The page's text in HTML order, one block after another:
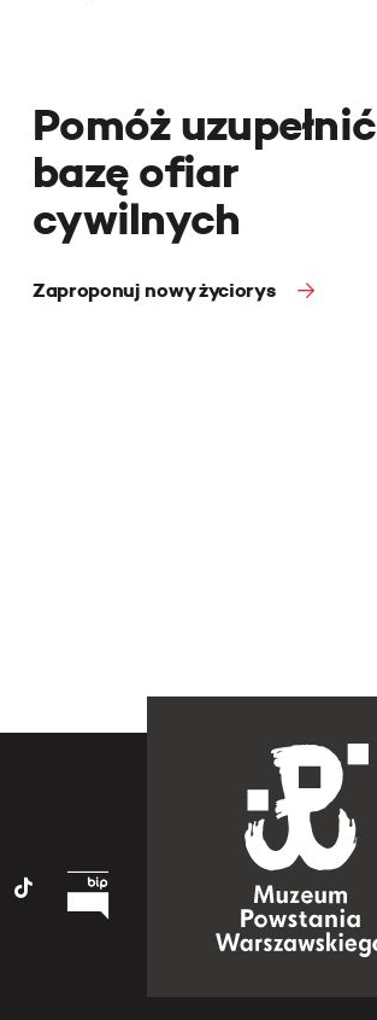
Pomóż uzupełnić
bazę ofiar
cywilnych
Zaproponuj nowy życiorys